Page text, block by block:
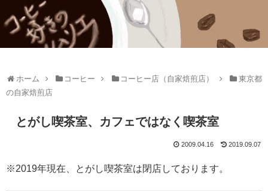
ホーム コーヒー コーヒー店（自家焙煎店）
東京都
の自家焙煎店
とがし喫茶室、カフェではなく喫茶室
2009.04.16 2019.09.07
※2019年現在、とがし喫茶室は閉店しております。